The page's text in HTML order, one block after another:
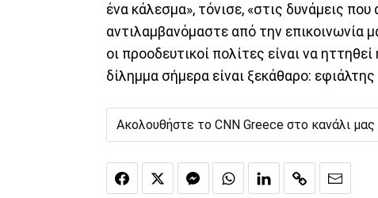
ένα κάλεσμα», τόνισε, «στις δυνάμεις
αντιλαμβανόμαστε από την επικοινωνία
οι προοδευτικοί πολίτες είναι να
δίλημμα σήμερα είναι ξεκάθαρο:
Ακολουθήστε το CNN Greece στο κανάλι